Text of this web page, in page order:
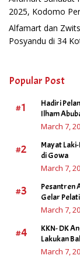
2025, Kodomo
Alfamart dan
Posyandu di 34
Popular Post
#1
Hadiri
Ilham
March 7,
#2
Mayat
di Gowa
March 7,
#3
Pesantren
Gelar
March 7,
#4
KKN- DK
Lakukan
March 7,